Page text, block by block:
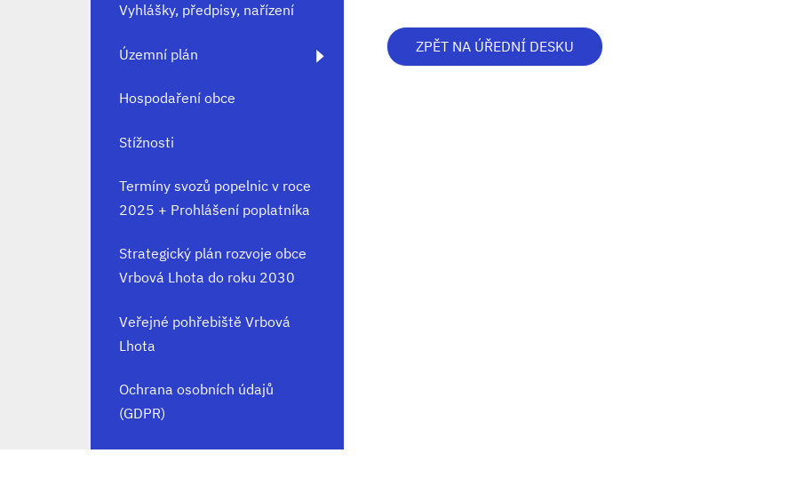
ZPĚT NA ÚŘEDNÍ DESKU
Vyhlášky, předpisy, nařízení
Územní plán
Hospodaření obce
Stížnosti
Termíny svozů popelnic v roce
2025 + Prohlášení poplatníka
Strategický plán rozvoje obce
Vrbová Lhota do roku 2030
Veřejné pohřebiště Vrbová
Lhota
Ochrana osobních údajů
(GDPR)